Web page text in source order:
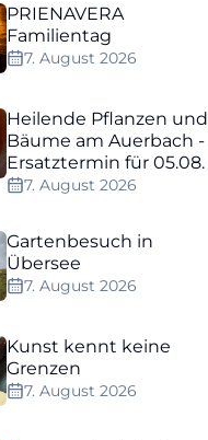
PRIENAVERA
Familientag
7. August 2026
Heilende Pflanzen und
Bäume am Auerbach -
Ersatztermin für 05.08.
7. August 2026
Gartenbesuch in
Übersee
7. August 2026
Kunst kennt keine
Grenzen
7. August 2026